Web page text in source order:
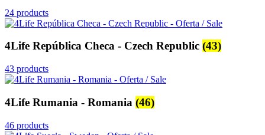
24 products
4Life República Checa - Czech Republic (43)
43 products
4Life Rumania - Romania (46)
46 products